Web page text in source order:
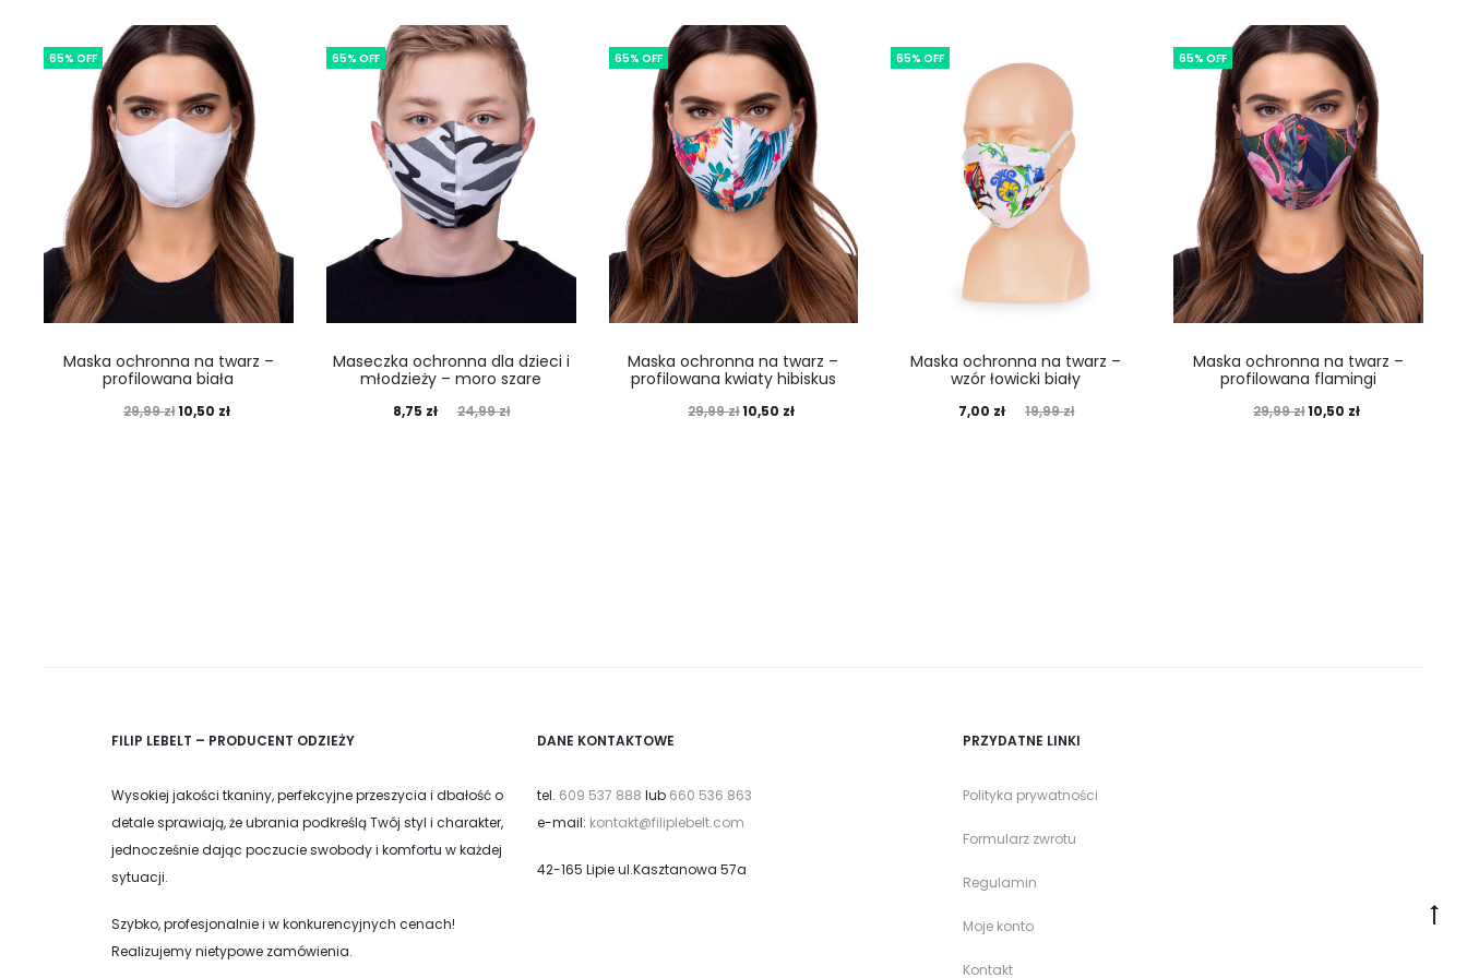
65% OFF
Maska ochronna na twarz –
profilowana biała
29,99zł10,50 zł
65% OFF
Maseczka ochronna dla dzieci i
młodzieży – moro szare
24,99zł
8,75 zł
65% OFF
Maska ochronna na twarz –
profilowana kwiaty hibiskus
29,99zł10,50 zł
65% OFF
Maska ochronna na twarz –
wzór łowicki biały
19,99zł
7,00 zł
65% OFF
Maska ochronna na twarz –
profilowana flamingi
29,99zł10,50 zł
FILIP LEBELT – PRODUCENT ODZIEŻY
Wysokiej jakości tkaniny, perfekcyjne przeszycia i dbałość o
detale sprawiają, że ubrania podkreślą Twój styl i charakter,
jednocześnie dając poczucie swobody i komfortu w każdej
sytuacji.
Szybko, profesjonalnie i w konkurencyjnych cenach!
Realizujemy nietypowe zamówienia.
DANE KONTAKTOWE
tel. 609 537 888 lub 660 536 863
e-mail: kontakt@filiplebelt.com
42-165 Lipie ul.Kasztanowa 57a
PRZYDATNE LINKI
Polityka prywatności
Formularz zwrotu
Regulamin
Moje konto
Kontakt